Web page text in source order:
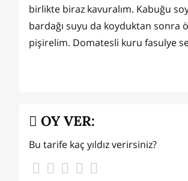
birlikte biraz kavuralım. Kabuğu
bardağı suyu da koyduktan sonra
pişirelim. Domatesli kuru fasulye
OY VER:
Bu tarife kaç yıldız verirsiniz?